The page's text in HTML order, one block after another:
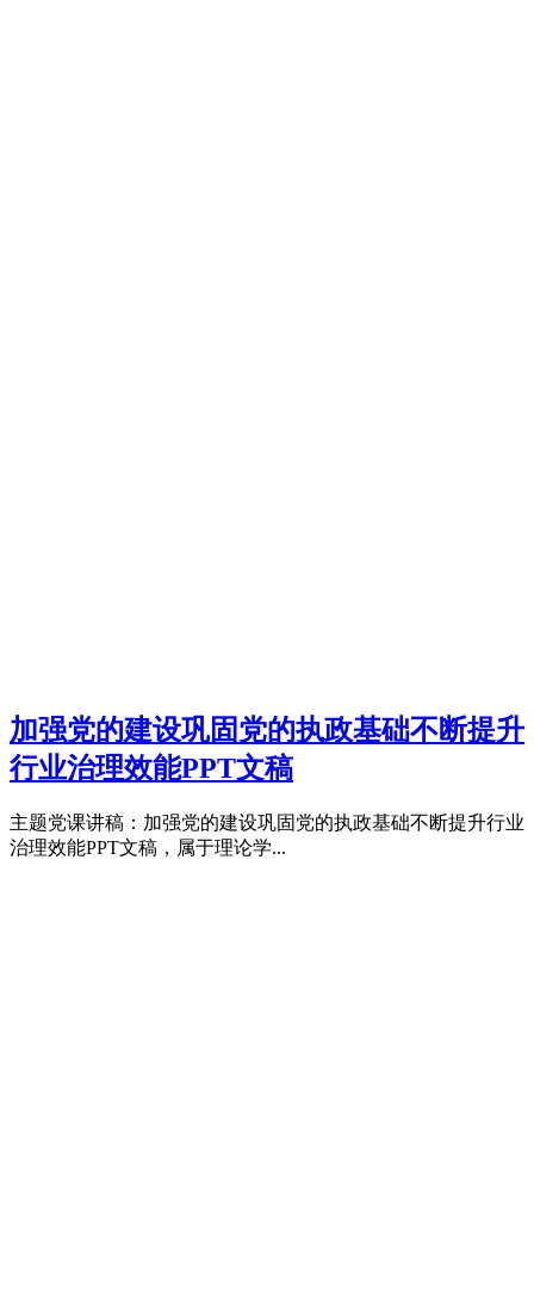
加强党的建设巩固党的执政基础不断提升
行业治理效能PPT文稿
主题党课讲稿：加强党的建设巩固党的执政基础不断提升行业
治理效能PPT文稿，属于理论学...